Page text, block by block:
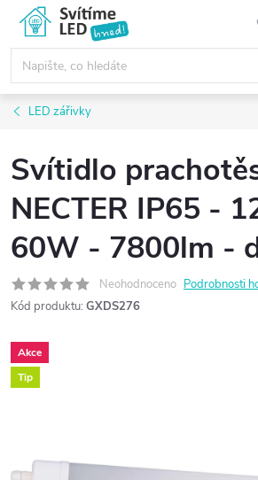
obsah
LED zářivky
Svítidlo
NECTER IP65 -
60W - 7800lm -
Neohodnoceno Podrobnosti
Kód produktu: GXDS276
Akce
Tip